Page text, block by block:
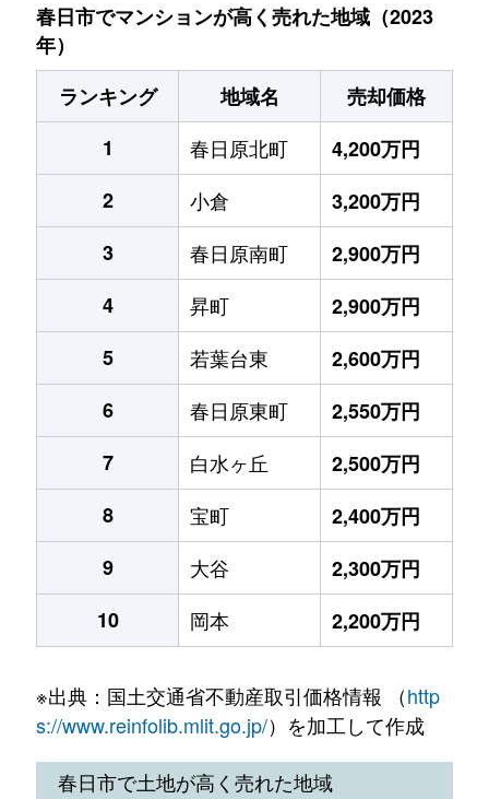
春日市でマンションが高く売れた地域（2023
年）
ランキング
地域名
売却価格
1
春日原北町
4,200万円
2
小倉
3,200万円
3
春日原南町
2,900万円
4
昇町
2,900万円
5
若葉台東
2,600万円
6
春日原東町
2,550万円
7
白水ヶ丘
2,500万円
8
宝町
2,400万円
9
大谷
2,300万円
10
岡本 2,200万円
※出典：国土交通省不動産取引価格情報 （http
s://www.reinfolib.mlit.go.jp/）を加工して作成
春日市で土地が高く売れた地域